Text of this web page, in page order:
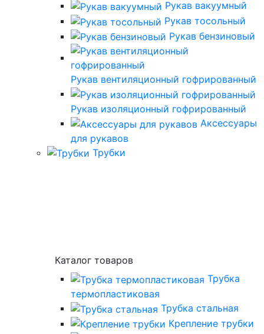
Рукав вакуумный
Рукав тосольный
Рукав бензиновый
Рукав вентиляционный гофрированный
Рукав изоляционный гофрированный
Аксессуары
для рукавов
Трубки
Каталог товаров
Трубка
термопластиковая
Трубка стальная
Крепление трубки